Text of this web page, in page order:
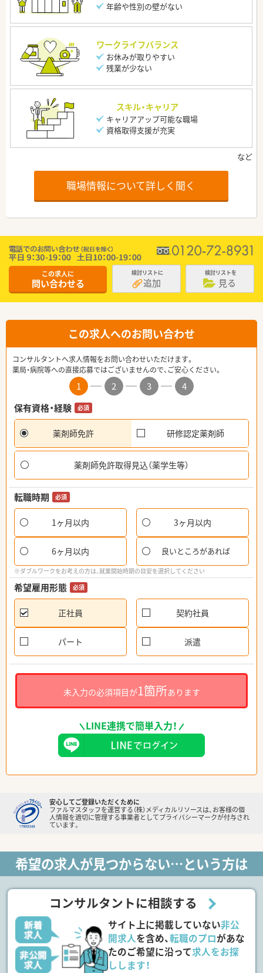
年齢や性別の壁がない
ワークライフバランス
お休みが取りやすい
残業が少ない
スキル・キャリア
キャリアアップ可能な職場
資格取得支援が充実
職場情報について詳しく聞く
この求人に
問い合わせる
検討リストに
追加
検討リストを
見る
この求人へのお問い合わせ
コンサルタントへ求人情報をお問い合わせいただけます。
薬局・病院等への直接応募ではございませんので、ご安心ください。
1 2 3
4
保有資格・経験
必須
薬剤師免許 研修認定薬剤師
薬剤師免許取得見込（薬学生等）
転職時期 必須
1ヶ月以内 3ヶ月以内
6ヶ月以内 良いところがあれば
※ダブルワークをお考えの方は、就業開始時期の目安を選択してください
希望雇用形態 必須
正社員 契約社員
パート 派遣
未入力の必須項目が1箇所あります
LINE連携で簡単入力！
安心してご登録いただくために
ファルマスタッフを運営する（株）メディカルリソースは、お客様の個
人情報を適切に管理する事業者としてプライバシーマークが付与され
ています。
希望の求人が見つからない…という方は
コンサルタントに相談する
サイト上に掲載していない非公
開求人を含め、転職のプロがあな
たのご希望に沿って求人をお探
しします！